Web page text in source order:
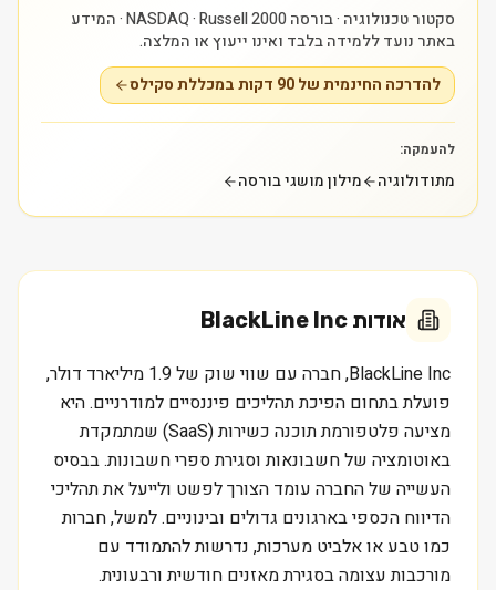
סקטור טכנולוגיה · בורסה NASDAQ · Russell 2000 · המידע
באתר נועד ללמידה בלבד ואינו ייעוץ או המלצה.
להדרכה החינמית של 90 דקות במכללת סקילס
להעמקה:
מתודולוגיה מילון מושגי בורסה
אודות BlackLine Inc
BlackLine Inc, חברה עם שווי שוק של 1.9 מיליארד דולר,
פועלת בתחום הפיכת תהליכים פיננסיים למודרניים. היא
מציעה פלטפורמת תוכנה כשירות (SaaS) שמתמקדת
באוטומציה של חשבונאות וסגירת ספרי חשבונות. בבסיס
העשייה של החברה עומד הצורך לפשט ולייעל את תהליכי
הדיווח הכספי בארגונים גדולים ובינוניים. למשל, חברות
כמו טבע או אלביט מערכות, נדרשות להתמודד עם
מורכבות עצומה בסגירת מאזנים חודשית ורבעונית.